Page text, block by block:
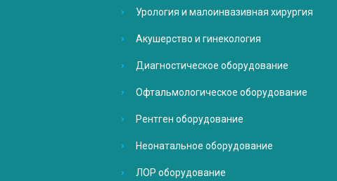
Урология и малоинвазивная хирургия
Акушерство и гинекология
Диагностическое оборудование
Офтальмологическое оборудование
Рентген оборудование
Неонатальное оборудование
ЛОР оборудование